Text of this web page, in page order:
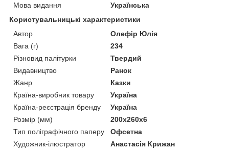
Мова видання
Українська
Користувальницькі характеристики
Автор
Олефір Юлія
Вага (г)
234
Різновид палітурки
Твердий
Видавництво
Ранок
Жанр
Казки
Країна-виробник товару
Україна
Країна-реєстрація бренду
Україна
Розмір (мм)
200x260x6
Тип поліграфічного паперу
Офсетна
Художник-ілюстратор
Анастасія Крижан